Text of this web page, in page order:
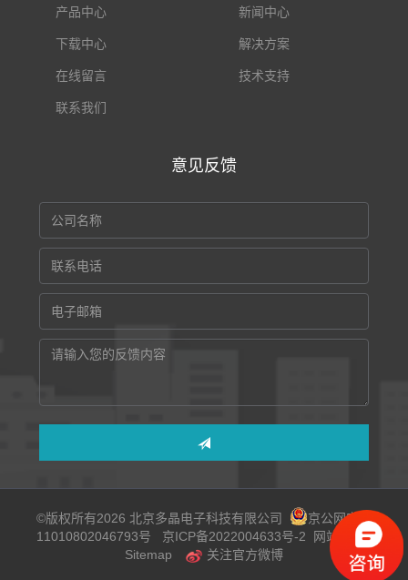
产品中心 新闻中心
下载中心 解决方案
在线留言 技术支持
联系我们
意见反馈
©版权所有2026 北京多晶电子科技有限公司
京公网安备
11010802046793号
京ICP备2022004633号-2
网站地图
Sitemap
关注官方微博